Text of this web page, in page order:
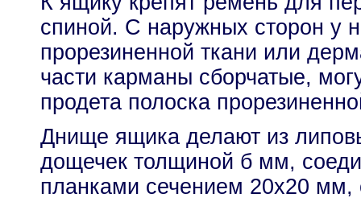
спиной. С наружных сторон у
прорезиненной ткани или
части карманы сборчатые,
продета полоска
Днище ящика делают из
дощечек толщиной б мм,
планками сечением 20x20